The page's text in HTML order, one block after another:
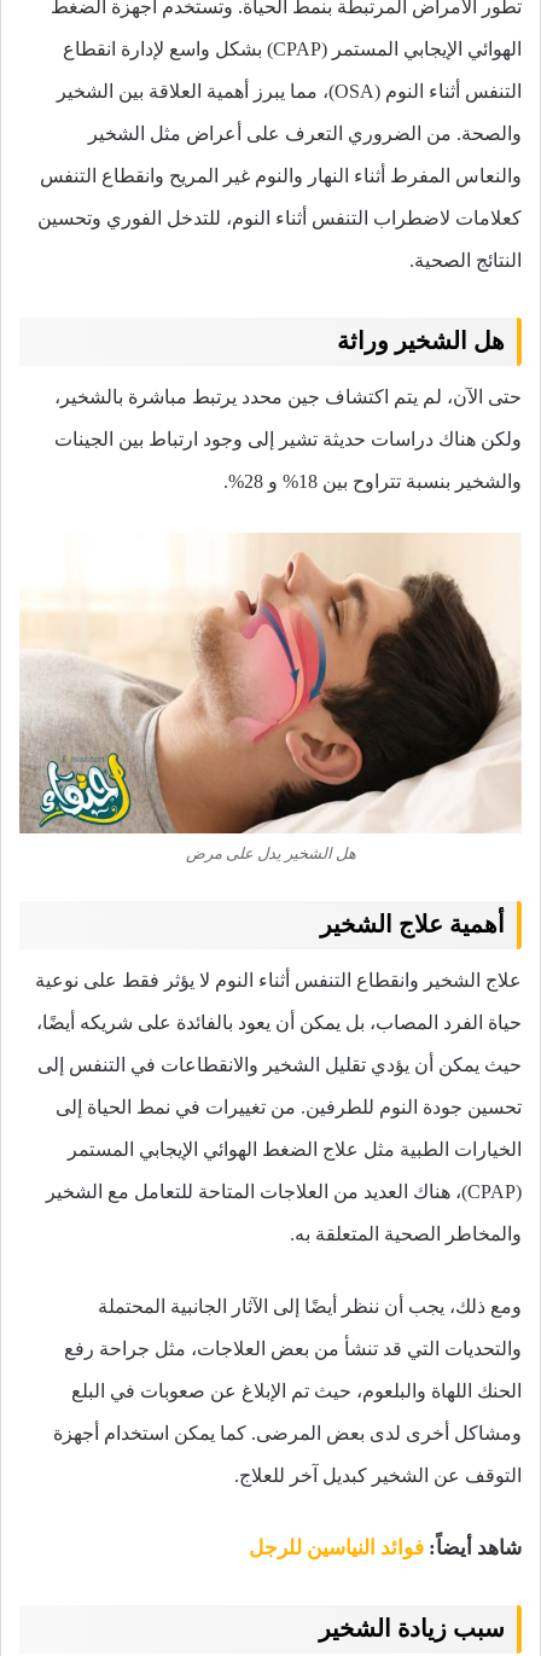
تطور الأمراض المرتبطة بنمط الحياة. وتستخدم أجهزة الضغط
الهوائي الإيجابي المستمر (CPAP) بشكل واسع لإدارة انقطاع
التنفس أثناء النوم (OSA)، مما يبرز أهمية العلاقة بين الشخير
والصحة. من الضروري التعرف على أعراض مثل الشخير
والنعاس المفرط أثناء النهار والنوم غير المريح وانقطاع التنفس
كعلامات لاضطراب التنفس أثناء النوم، للتدخل الفوري وتحسين
النتائج الصحية.
هل الشخير وراثة
حتى الآن، لم يتم اكتشاف جين محدد يرتبط مباشرة بالشخير،
ولكن هناك دراسات حديثة تشير إلى وجود ارتباط بين الجينات
والشخير بنسبة تتراوح بين 18% و 28%.
هل الشخير يدل على مرض
أهمية علاج الشخير
علاج الشخير وانقطاع التنفس أثناء النوم لا يؤثر فقط على نوعية
حياة الفرد المصاب، بل يمكن أن يعود بالفائدة على شريكه أيضًا،
حيث يمكن أن يؤدي تقليل الشخير والانقطاعات في التنفس إلى
تحسين جودة النوم للطرفين. من تغييرات في نمط الحياة إلى
الخيارات الطبية مثل علاج الضغط الهوائي الإيجابي المستمر
(CPAP)، هناك العديد من العلاجات المتاحة للتعامل مع الشخير
والمخاطر الصحية المتعلقة به.
ومع ذلك، يجب أن ننظر أيضًا إلى الآثار الجانبية المحتملة
والتحديات التي قد تنشأ من بعض العلاجات، مثل جراحة رفع
الحنك اللهاة والبلعوم، حيث تم الإبلاغ عن صعوبات في البلع
ومشاكل أخرى لدى بعض المرضى. كما يمكن استخدام أجهزة
التوقف عن الشخير كبديل آخر للعلاج.
شاهد أيضاً: فوائد النياسين للرجل
سبب زيادة الشخير